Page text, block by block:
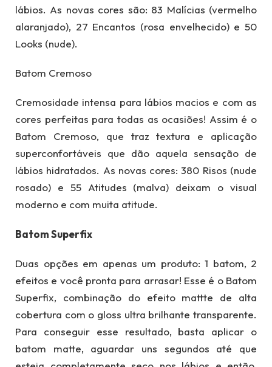
lábios. As novas cores são: 83 Malícias (vermelho
alaranjado), 27 Encantos (rosa envelhecido) e 50
Looks (nude).
Batom Cremoso
Cremosidade intensa para lábios macios e com as
cores perfeitas para todas as ocasiões! Assim é o
Batom Cremoso, que traz textura e aplicação
superconfortáveis que dão aquela sensação de
lábios hidratados. As novas cores: 380 Risos (nude
rosado) e 55 Atitudes (malva) deixam o visual
moderno e com muita atitude.
Batom Superfix
Duas opções em apenas um produto: 1 batom, 2
efeitos e você pronta para arrasar! Esse é o Batom
Superfix, combinação do efeito mattte de alta
cobertura com o gloss ultra brilhante transparente.
Para conseguir esse resultado, basta aplicar o
batom matte, aguardar uns segundos até que